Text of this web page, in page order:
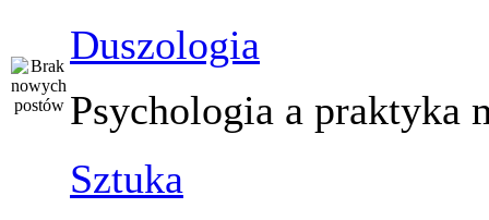
Duszologia
Psychologia a praktyka
Sztuka